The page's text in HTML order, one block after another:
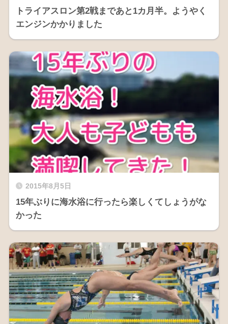
トライアスロン第2戦まであと1カ月半。ようやく
エンジンかかりました
2015年8月5日
15年ぶりに海水浴に行ったら楽しくてしょうがな
かった